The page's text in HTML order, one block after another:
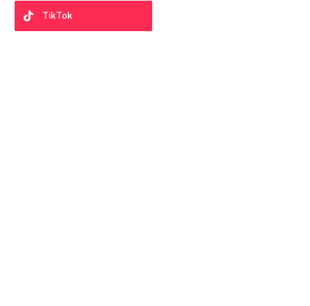
TikTok